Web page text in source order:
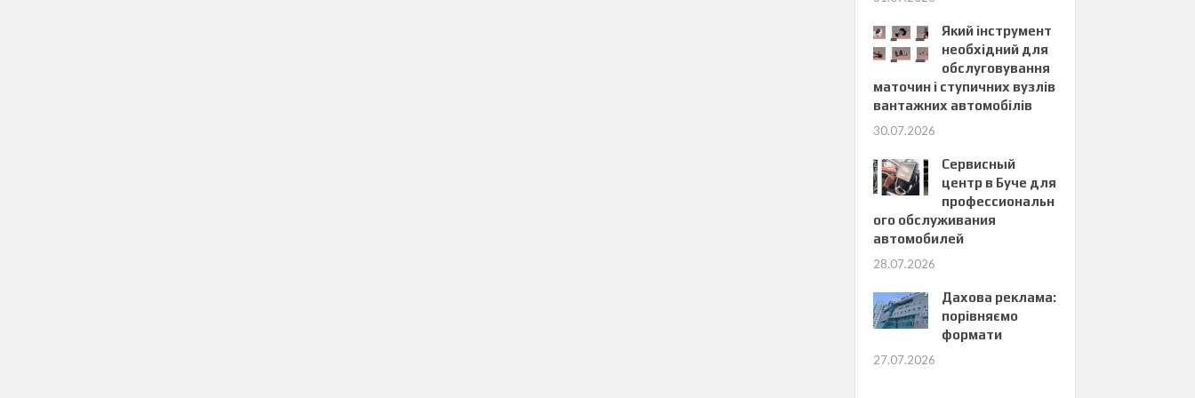
Який інструмент
необхідний для
обслуговування
маточин і ступичних вузлів
вантажних автомобілів
30.07.2026
Сервисный
центр в Буче для
профессиональн
ого обслуживания
автомобилей
28.07.2026
Дахова реклама:
порівняємо
формати
27.07.2026